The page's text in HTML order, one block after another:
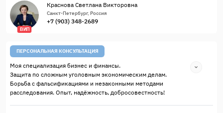
ВИП
Краснова Светлана Викторовна
Санкт-Петербург, Россия
+7 (903) 348-2689
ПЕРСОНАЛЬНАЯ КОНСУЛЬТАЦИЯ
Моя специализация бизнес и финансы.
Защита по сложным уголовным экономическим делам.
Борьба с фальсификациями и незаконными методами
расследования. Опыт, надёжность, добросовестность!